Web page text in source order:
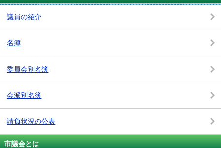
議員の紹介
名簿
委員会別名簿
会派別名簿
請負状況の公表
市議会とは